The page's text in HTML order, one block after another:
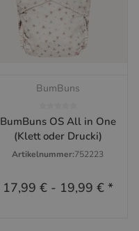
BumBuns
BumBuns OS All in One
(Klett oder Drucki)
Artikelnummer:752223
17,99 €- 19,99 € *